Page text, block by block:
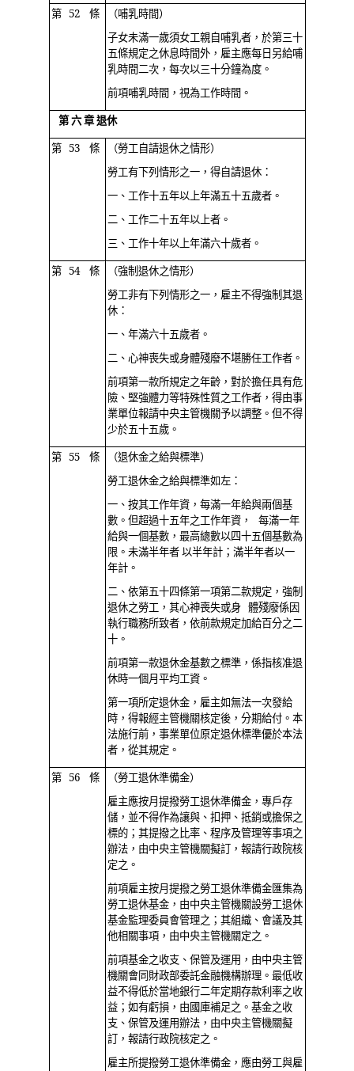
第 52 條
（哺乳時間）
子女未滿一歲須女工親自哺乳者，於第三十
五條規定之休息時間外，雇主應每日另給哺
乳時間二次，每次以三十分鐘為度。
前項哺乳時間，視為工作時間。
第 六 章 退休
第 53 條
（勞工自請退休之情形）
勞工有下列情形之一，得自請退休：
一、工作十五年以上年滿五十五歲者。
二、工作二十五年以上者。
三、工作十年以上年滿六十歲者。
第 54 條
（強制退休之情形）
勞工非有下列情形之一，雇主不得強制其退
休：
一、年滿六十五歲者。
二、心神喪失或身體殘廢不堪勝任工作者。
前項第一款所規定之年齡，對於擔任具有危
險、堅強體力等特殊性質之工作者，得由事
業單位報請中央主管機關予以調整。但不得
少於五十五歲。
第 55 條
（退休金之給與標準）
勞工退休金之給與標準如左：
一、按其工作年資，每滿一年給與兩個基
數。但超過十五年之工作年資， 每滿一年
給與一個基數，最高總數以四十五個基數為
限。未滿半年者 以半年計；滿半年者以一
年計。
二、依第五十四條第一項第二款規定，強制
退休之勞工，其心神喪失或身 體殘廢係因
執行職務所致者，依前款規定加給百分之二
十。
前項第一款退休金基數之標準，係指核准退
休時一個月平均工資。
第一項所定退休金，雇主如無法一次發給
時，得報經主管機關核定後，分期給付。本
法施行前，事業單位原定退休標準優於本法
者，從其規定。
第 56 條
（勞工退休準備金）
雇主應按月提撥勞工退休準備金，專戶存
儲，並不得作為讓與、扣押、抵銷或擔保之
標的；其提撥之比率、程序及管理等事項之
辦法，由中央主管機關擬訂，報請行政院核
定之。
前項雇主按月提撥之勞工退休準備金匯集為
勞工退休基金，由中央主管機關設勞工退休
基金監理委員會管理之；其組織、會議及其
他相關事項，由中央主管機關定之。
前項基金之收支、保管及運用，由中央主管
機關會同財政部委託金融機構辦理。最低收
益不得低於當地銀行二年定期存款利率之收
益；如有虧損，由國庫補足之。基金之收
支、保管及運用辦法，由中央主管機關擬
訂，報請行政院核定之。
雇主所提撥勞工退休準備金，應由勞工與雇